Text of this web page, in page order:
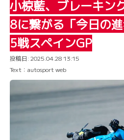
小椋藍、ブレーキン
8に繋がる「今日の
5戦スペインGP
投稿日: 2025.04.28 13:15
Text：autosport web